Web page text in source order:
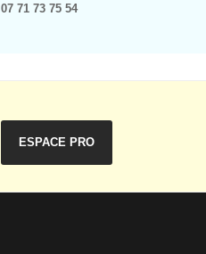
07 71 73 75 54
ESPACE PRO